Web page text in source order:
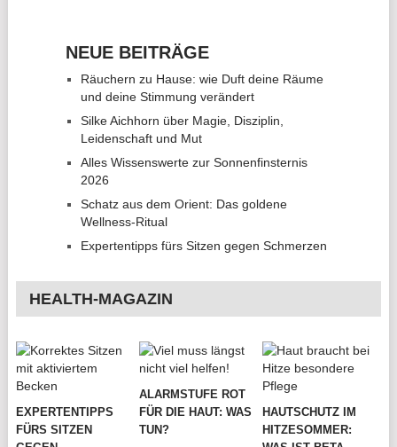
NEUE BEITRÄGE
Räuchern zu Hause: wie Duft deine Räume
und deine Stimmung verändert
Silke Aichhorn über Magie, Disziplin,
Leidenschaft und Mut
Alles Wissenswerte zur Sonnenfinsternis
2026
Schatz aus dem Orient: Das goldene
Wellness-Ritual
Expertentipps fürs Sitzen gegen Schmerzen
HEALTH-MAGAZIN
EXPERTENTIPPS
FÜRS SITZEN
ALARMSTUFE ROT
FÜR DIE HAUT: WAS
TUN?
HAUTSCHUTZ IM
HITZESOMMER: